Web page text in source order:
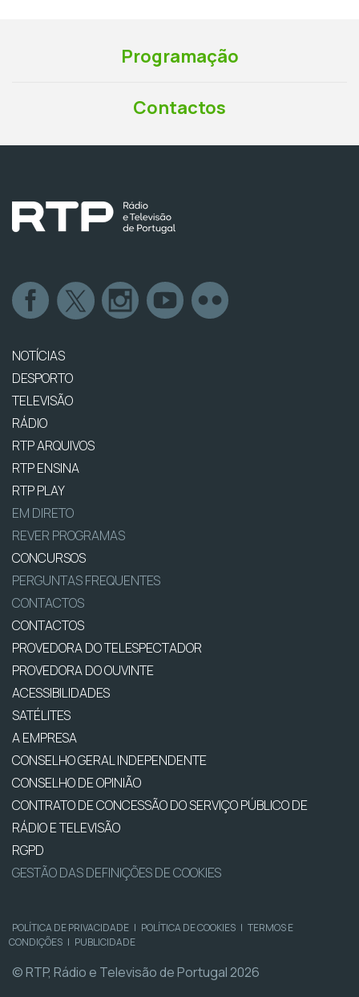
Programação
Contactos
NOTÍCIAS
DESPORTO
TELEVISÃO
RÁDIO
RTP ARQUIVOS
RTP ENSINA
RTP PLAY
EM DIRETO
REVER PROGRAMAS
CONCURSOS
PERGUNTAS FREQUENTES
CONTACTOS
CONTACTOS
PROVEDORA DO TELESPECTADOR
PROVEDORA DO OUVINTE
ACESSIBILIDADES
SATÉLITES
A EMPRESA
CONSELHO GERAL INDEPENDENTE
CONSELHO DE OPINIÃO
CONTRATO DE CONCESSÃO DO SERVIÇO PÚBLICO DE
RÁDIO E TELEVISÃO
RGPD
GESTÃO DAS DEFINIÇÕES DE COOKIES
POLÍTICA DE PRIVACIDADE | POLÍTICA DE COOKIES | TERMOS E
CONDIÇÕES | PUBLICIDADE
© RTP, Rádio e Televisão de Portugal 2026